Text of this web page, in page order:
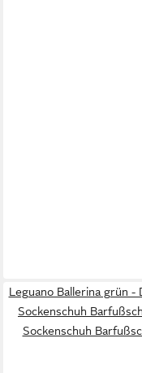
Leguano Ballerina grün -
Sockenschuh
Sockenschuh